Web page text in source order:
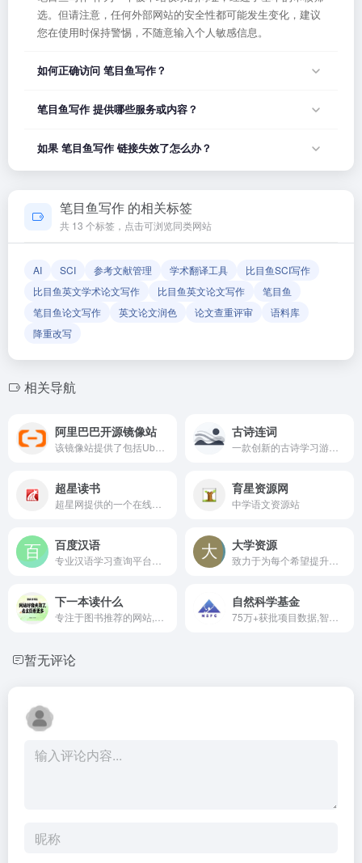
选。但请注意，任何外部网站的安全性都可能发生变化，建议
您在使用时保持警惕，不随意输入个人敏感信息。
如何正确访问 笔目鱼写作？
作，或者在浏览器地址栏输入正确的网址。如果遇到无法访问
后再试。
笔目鱼写作 提供哪些服务或内容？
导航平台，致力于帮助用户发现和整理优质网站资源，具体网
站的内容与服务由该网站运营方负责。
如果 笔目鱼写作 链接失效了怎么办？
如果发现链接无法打开或内容已变更，您可以使用页面上的
确保导航链接的准确性和有效性。
笔目鱼写作 的相关标签
共 13 个标签，点击可浏览同类网站
AI SCI 参考文献管理 学术翻译工具
比目鱼SCI写作
比目鱼英文学术论文写作
比目鱼英文论文写作
笔目鱼
笔目鱼论文写作
英文论文润色 论文查重评审
语料库
降重改写
相关导航
阿里巴巴开源镜像站 古诗连词
超星读书 育星资源网
中学语文资源站
百度汉语 大学资源
下一本读什么 自然科学基金
暂无评论